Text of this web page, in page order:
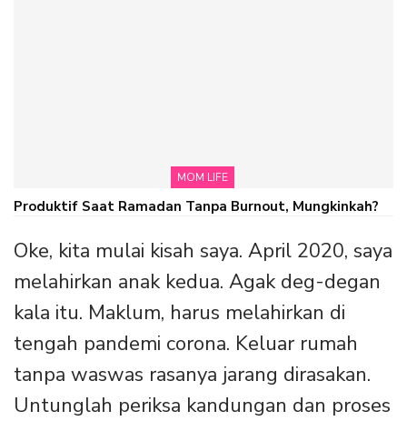
MOM LIFE
Produktif Saat Ramadan Tanpa Burnout, Mungkinkah?
Oke, kita mulai kisah saya. April 2020, saya
melahirkan anak kedua. Agak deg-degan
kala itu. Maklum, harus melahirkan di
tengah pandemi corona. Keluar rumah
tanpa waswas rasanya jarang dirasakan.
Untunglah periksa kandungan dan proses